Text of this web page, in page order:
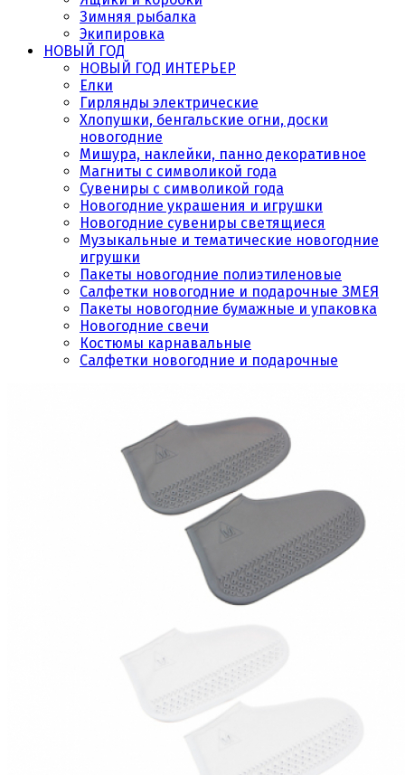
Зимняя рыбалка
Экипировка
НОВЫЙ ГОД
НОВЫЙ ГОД ИНТЕРЬЕР
Елки
Гирлянды электрические
Хлопушки, бенгальские огни, доски
новогодние
Мишура, наклейки, панно декоративное
Магниты с символикой года
Сувениры с символикой года
Новогодние украшения и игрушки
Новогодние сувениры светящиеся
Музыкальные и тематические новогодние
игрушки
Пакеты новогодние полиэтиленовые
Салфетки новогодние и подарочные ЗМЕЯ
Пакеты новогодние бумажные и упаковка
Новогодние свечи
Костюмы карнавальные
Салфетки новогодние и подарочные